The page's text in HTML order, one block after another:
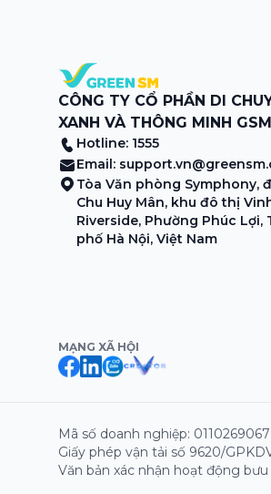
CÔNG TY CỔ PHẦN DI
XANH VÀ THÔNG MINH GSM
Hotline: 1555
Email:
Tòa Văn phòng Symphony,
Chu Huy Mân, khu đô thị
Riverside, Phường Phúc Lợi,
phố Hà Nội, Việt Nam
MẠNG XÃ HỘI
Mã số doanh nghiệp:
Giấy phép vận tải số 9620/
Văn bản xác nhận hoạt động bưu